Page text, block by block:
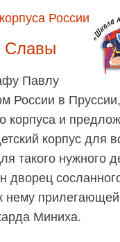
России
Славы
Павлу
России в Пруссии,
корпуса и
корпус для
такого нужного
дворец
нему
Миниха.